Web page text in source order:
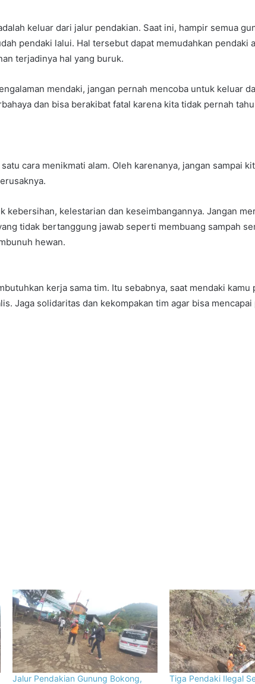
keluar dari jalur pendakian. Saat ini, hampir semua
pendaki lalui. Hal tersebut dapat memudahkan pendaki
terjadinya hal yang buruk.
mendaki, jangan pernah mencoba untuk keluar
dan bisa berakibat fatal karena kita tidak pernah
cara menikmati alam. Oleh karenanya, jangan sampai
kebersihan, kelestarian dan keseimbangannya. Jangan
tidak bertanggung jawab seperti membuang sampah
hewan.
kerja sama tim. Itu sebabnya, saat mendaki kamu
Jaga solidaritas dan kekompakan tim agar bisa mencapai
Jalur Pendakian Gunung Bokong,
Tiga Pendaki Ilegal